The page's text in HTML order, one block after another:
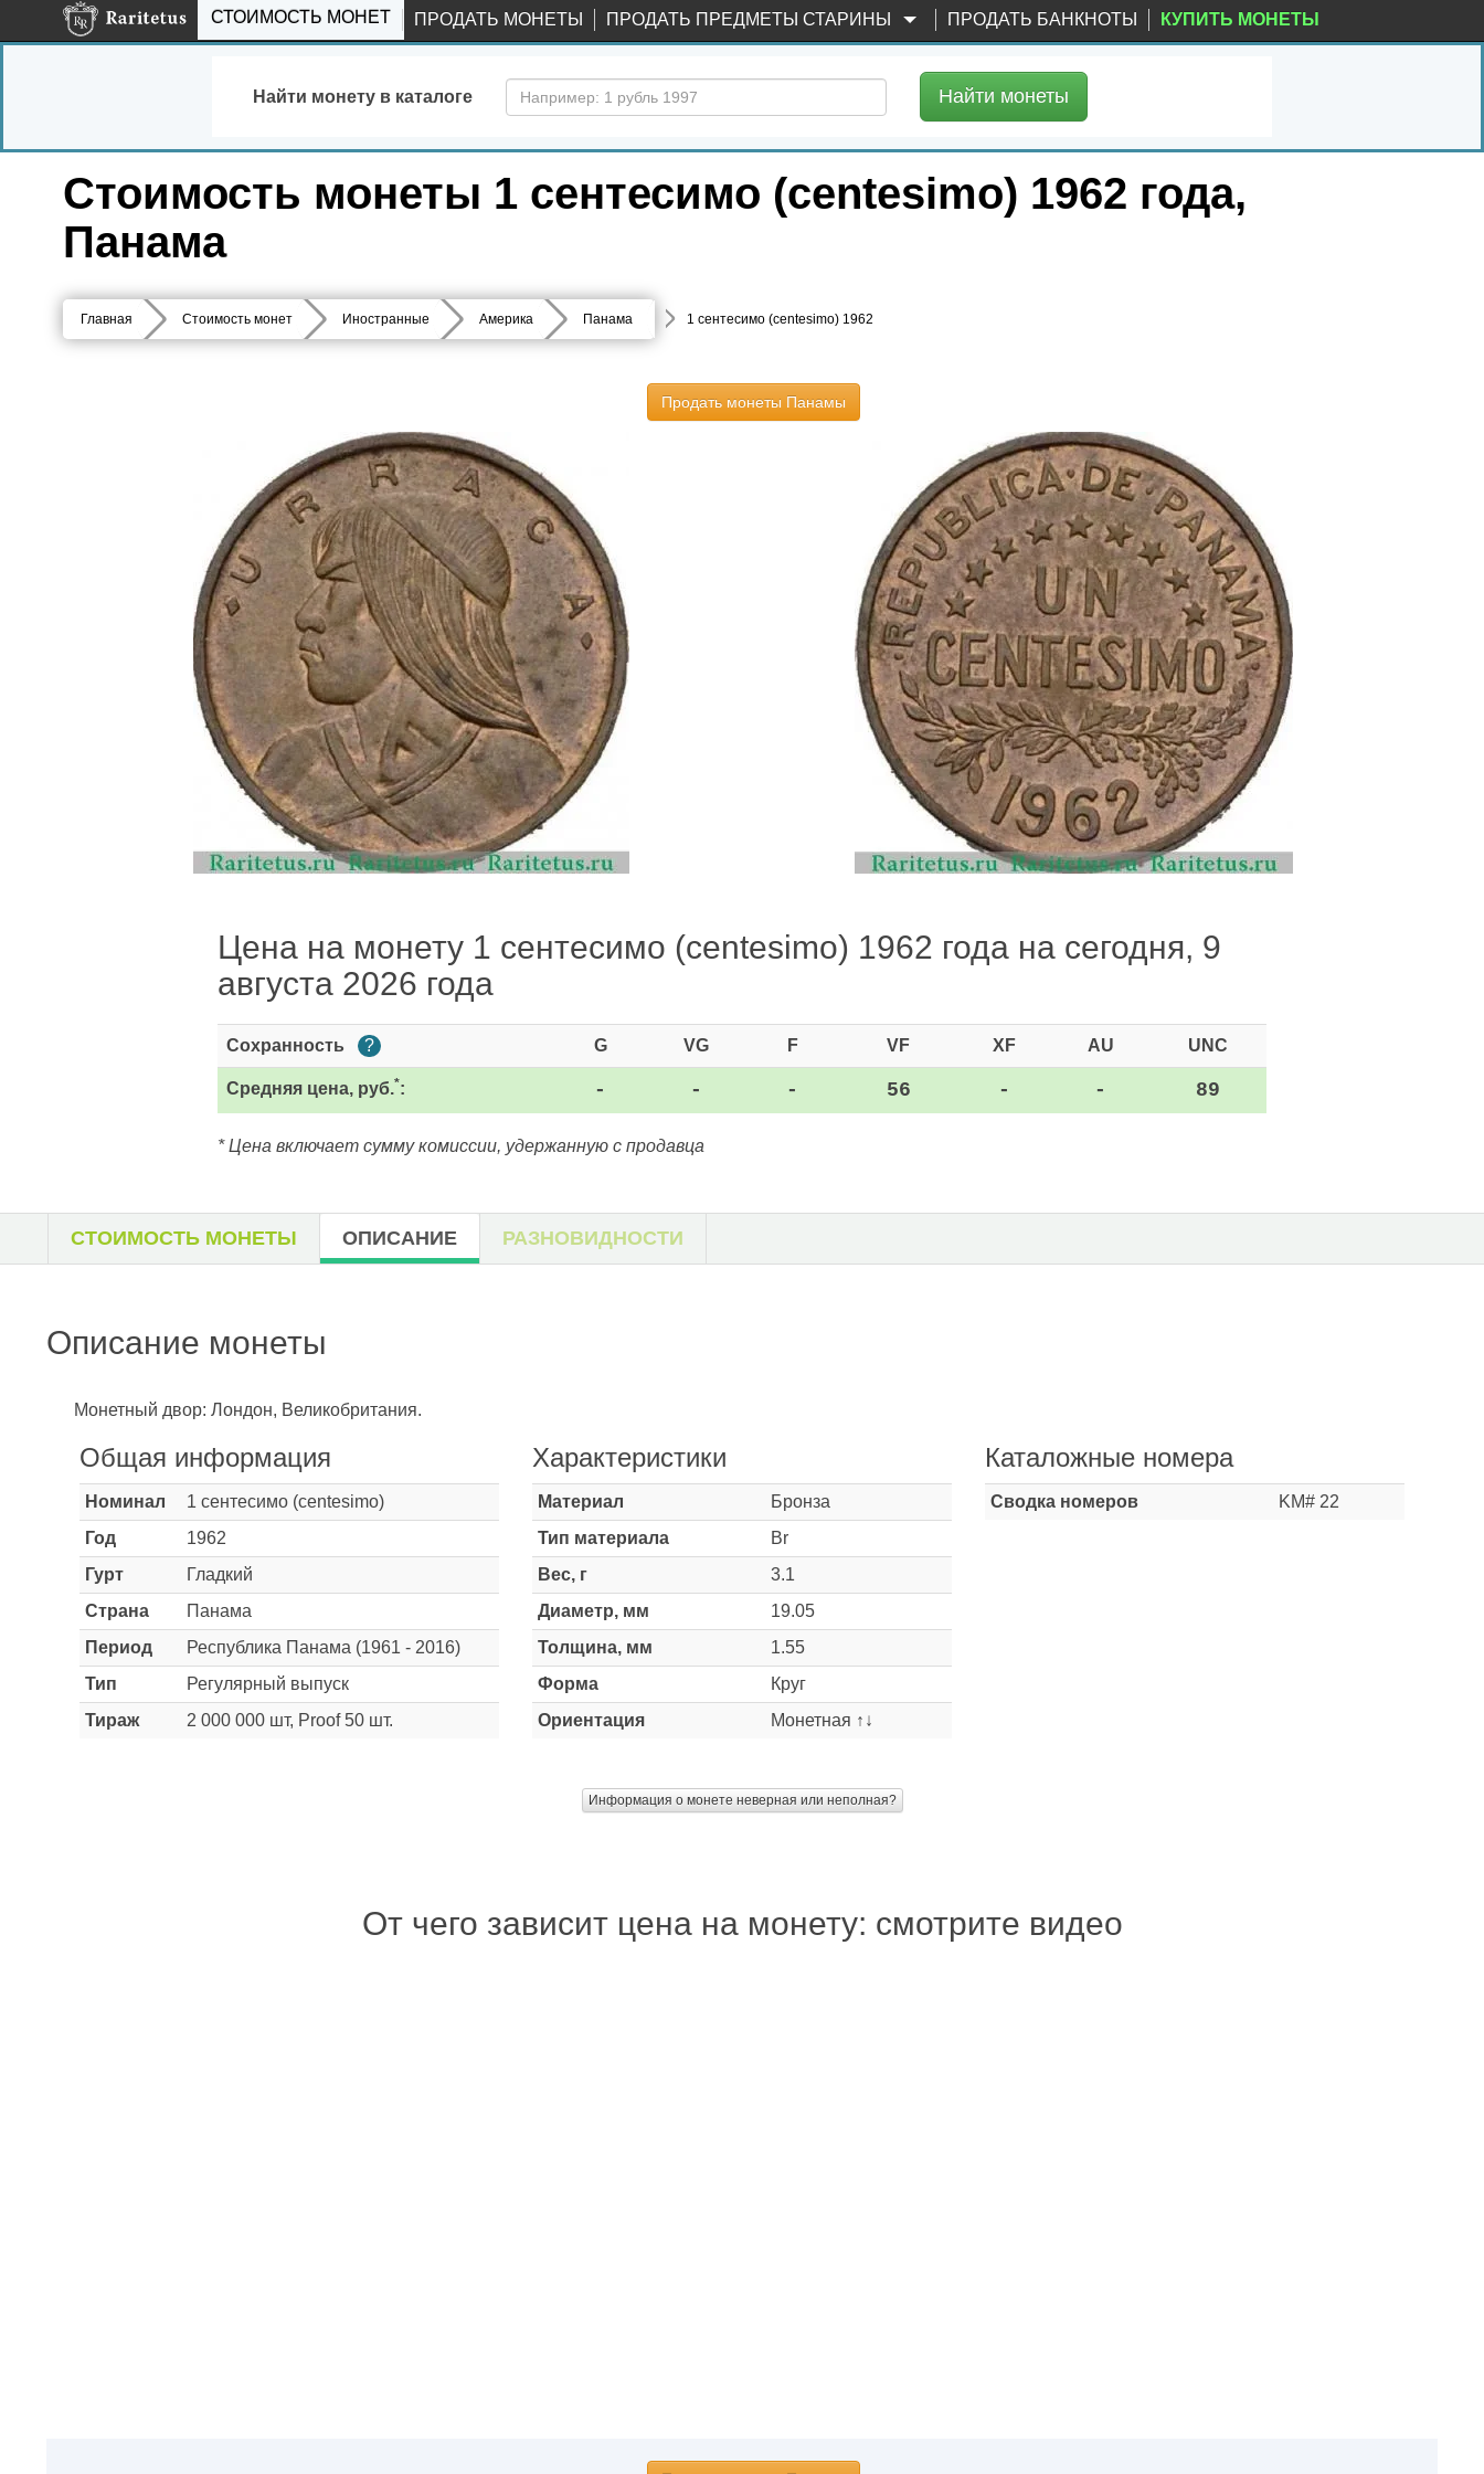
СТОИМОСТЬ МОНЕТ ПРОДАТЬ МОНЕТЫ ПРОДАТЬ ПРЕДМЕТЫ СТАРИНЫ ПРОДАТЬ БАНКНОТЫ КУПИТЬ МОНЕТЫ
Найти монету в каталоге Найти монеты
Стоимость монеты 1 сентесимо (centesimo) 1962 года,
Панама
Главная Стоимость монет Иностранные Америка Панама 1 сентесимо (centesimo) 1962
Продать монеты Панамы
Цена на монету 1 сентесимо (centesimo) 1962 года на сегодня, 9
августа 2026 года
Сохранность ? G VG F VF XF AU UNC
Средняя цена, руб.*: - - - 56 - - 89
* Цена включает сумму комиссии, удержанную с продавца
СТОИМОСТЬ МОНЕТЫ ОПИСАНИЕ РАЗНОВИДНОСТИ
Описание монеты
Монетный двор: Лондон, Великобритания.
Общая информация
Номинал
1 сентесимо (centesimo)
Год
1962
Гурт
Гладкий
Страна
Панама
Период
Республика Панама (1961 - 2016)
Тип
Регулярный выпуск
Тираж
2 000 000 шт, Proof 50 шт.
Характеристики
Материал
Бронза
Тип материала
Br
Вес, г
3.1
Диаметр, мм
19.05
Толщина, мм
1.55
Форма
Круг
Ориентация
Монетная ↑↓
Каталожные номера
Сводка номеров KM# 22
Информация о монете неверная или неполная?
От чего зависит цена на монету: смотрите видео